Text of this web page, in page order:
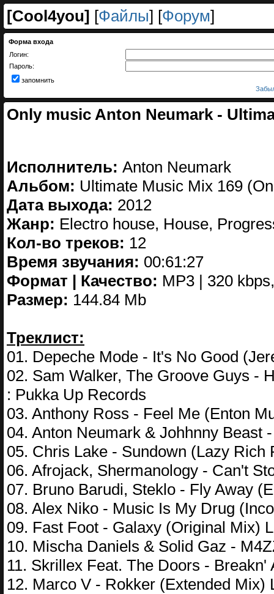
[Cool4you] [Файлы] [Форум]
Форма входа
Логин:
Пароль:
запомнить
Only music Anton Neumark -
Исполнитель: Anton Neumark
Альбом: Ultimate Music Mix 169
Дата выхода: 2012
Жанр: Electro house, House,
Кол-во треков: 12
Время звучания: 00:61:27
Формат | Качество: MP3 | 320
Размер: 144.84 Mb
Треклист:
01. Depeche Mode - It's No Good
02. Sam Walker, The Groove Guys -
: Pukka Up Records
03. Anthony Ross - Feel Me (Enton
04. Anton Neumark & Johhnny
05. Chris Lake - Sundown (Lazy Rich
06. Afrojack, Shermanology - Can't
07. Bruno Barudi, Steklo - Fly Away
08. Alex Niko - Music Is My Drug
09. Fast Foot - Galaxy (Original Mix)
10. Mischa Daniels & Solid Gaz -
11. Skrillex Feat. The Doors -
12. Marco V - Rokker (Extended Mix)